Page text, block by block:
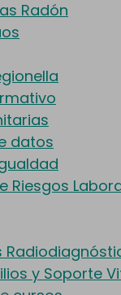
Radón
datos
Riesgos
y Soporte